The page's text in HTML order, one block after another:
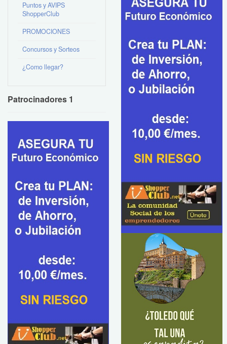
Puntos y AVIPS
ShopperClub
PROMOCIONES
Concursos y Sorteos
¿Como llegar?
Patrocinadores 1